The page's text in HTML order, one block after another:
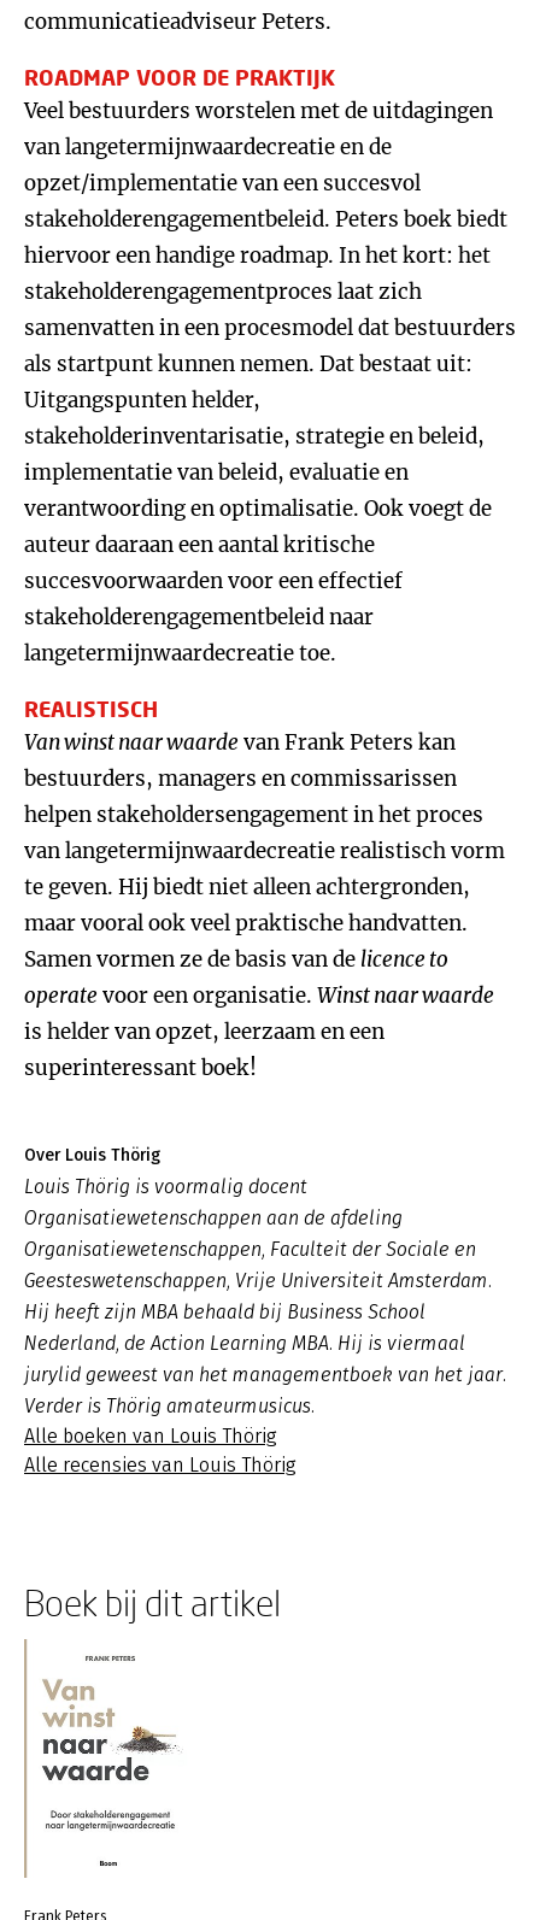
communicatieadviseur Peters.
ROADMAP VOOR DE PRAKTIJK
Veel bestuurders worstelen met de uitdagingen
van langetermijnwaardecreatie en de
opzet/implementatie van een succesvol
stakeholderengagementbeleid. Peters boek biedt
hiervoor een handige roadmap. In het kort: het
stakeholderengagementproces laat zich
samenvatten in een procesmodel dat bestuurders
als startpunt kunnen nemen. Dat bestaat uit:
Uitgangspunten helder,
stakeholderinventarisatie, strategie en beleid,
implementatie van beleid, evaluatie en
verantwoording en optimalisatie. Ook voegt de
auteur daaraan een aantal kritische
succesvoorwaarden voor een effectief
stakeholderengagementbeleid naar
langetermijnwaardecreatie toe.
REALISTISCH
Van winst naar waarde van Frank Peters kan
bestuurders, managers en commissarissen
helpen stakeholdersengagement in het proces
van langetermijnwaardecreatie realistisch vorm
te geven. Hij biedt niet alleen achtergronden,
maar vooral ook veel praktische handvatten.
Samen vormen ze de basis van de licence to
operate voor een organisatie. Winst naar waarde
is helder van opzet, leerzaam en een
superinteressant boek!
Over Louis Thörig
Louis Thörig is voormalig docent
Organisatiewetenschappen aan de afdeling
Organisatiewetenschappen, Faculteit der Sociale en
Geesteswetenschappen, Vrije Universiteit Amsterdam.
Hij heeft zijn MBA behaald bij Business School
Nederland, de Action Learning MBA. Hij is viermaal
jurylid geweest van het managementboek van het jaar.
Verder is Thörig amateurmusicus.
Alle boeken van Louis Thörig
Alle recensies van Louis Thörig
Boek bij dit artikel
Frank Peters